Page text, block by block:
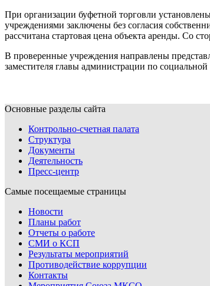
При организации буфетной торговли
учреждениями заключены без согласия
рассчитана стартовая цена объекта аренды. Со
В проверенные учреждения направлены
заместителя главы администрации по
Основные разделы сайта
Контрольно-счетная палата
Структура
Документы
Деятельность
Пресс-центр
Самые посещаемые страницы
Новости
Планы работ
Отчеты о работе
СМИ о КСП
Результаты мероприятий
Противодействие коррупции
Контакты